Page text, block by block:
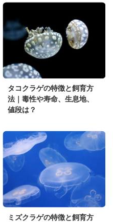
タコクラゲの特徴と飼育方
法｜毒性や寿命、生息地、
値段は？
ミズクラゲの特徴と飼育方